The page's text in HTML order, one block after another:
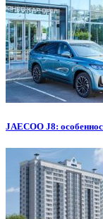
JAECOO J8: